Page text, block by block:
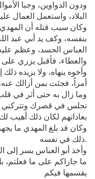
ودون الدواوين، وجبا
البلاد، واستعمل العمال
وكان سبب قتله أن المهدي
بنفسه، وكف يد أبي عبد
العباس الحسد، وعظم
والعطاء، فأقبل يزري
وأخوه ينهاه، ولا يزيده
أمراً، فجئت بمن أزالك
وما زال به حتى أثر في
تجلس في قصرك وتتركني
بعاداتهم لكان ذلك أهيب
وكان قد بلغ المهدي ما
ذلك في نفسه.
وأخذ أبو العباس يسر إلى
ما جازاكم على ما فعلتم،
يقسمها فيكم